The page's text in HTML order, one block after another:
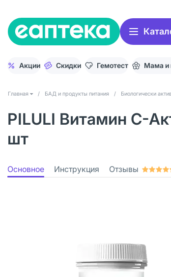
Акции Скидки Гемотест Мама
Главная / БАД и продукты питания / Биологически
PILULI Витамин С-
шт
Основное Инструкция Отзывы